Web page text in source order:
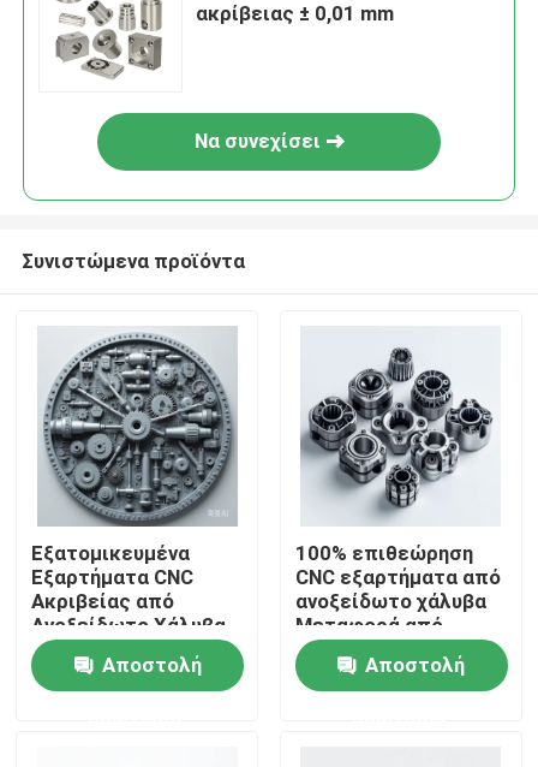
Σπίτι
Προϊόντα
ακρίβειας ± 0,01 mm
Να συνεχίσει
Συνιστώμενα προϊόντα
Εξατομικευμένα
Εξαρτήματα CNC
Ακριβείας από
Ανοξείδωτο Χάλυβα
για Βέλτιστη
Απόδοση και
Μηχανική Ακριβείας
Αποστολή
100% επιθεώρηση
CNC εξαρτήματα από
ανοξείδωτο χάλυβα
Μεταφορά από
θάλασσα/αεροπορία/
έκφραση για
πρότυπα
Αποστολή